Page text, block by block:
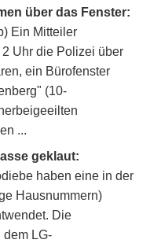
über das Fenster:
Ein Mitteiler
Uhr die Polizei über
ein Bürofenster
(10-
...
geklaut:
haben eine in der
Hausnummern)
Die
dem LG-